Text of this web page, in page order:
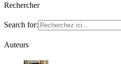
Rechercher
Search for:
Auteurs